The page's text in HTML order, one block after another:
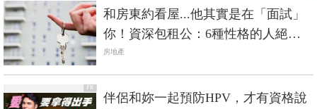
和房東約看屋...他其實是在「面試」
你！資深包租公：6種性格的人絕對
不租
房地產
PR
伴侶和妳一起預防HPV，才有資格說